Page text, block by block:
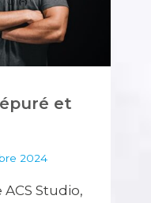
et
2024
Studio,